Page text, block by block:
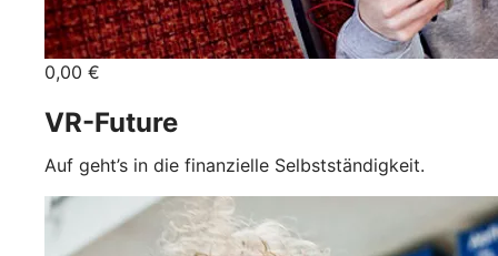
0,00 €
VR-Future
Auf geht’s in die finanzielle Selbstständigkeit.